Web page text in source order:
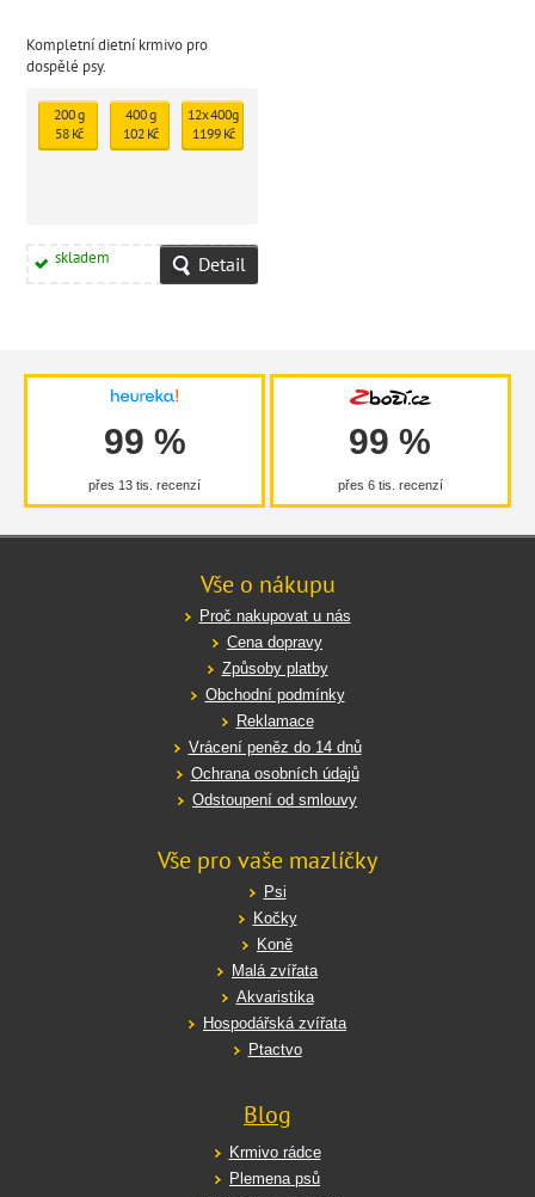
Kompletní dietní krmivo pro
dospělé psy.
200 g
58 Kč
400 g
102 Kč
12x 400g
1199 Kč
skladem Detail
99 %
přes 13 tis. recenzí
99 %
přes 6 tis. recenzí
Vše o nákupu
Proč nakupovat u nás
Cena dopravy
Způsoby platby
Obchodní podmínky
Reklamace
Vrácení peněz do 14 dnů
Ochrana osobních údajů
Odstoupení od smlouvy
Vše pro vaše mazlíčky
Psi
Kočky
Koně
Malá zvířata
Akvaristika
Hospodářská zvířata
Ptactvo
Blog
Krmivo rádce
Plemena psů